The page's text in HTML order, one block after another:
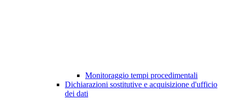
Monitoraggio tempi procedimentali
Dichiarazioni sostitutive e acquisizione d'ufficio
dei dati